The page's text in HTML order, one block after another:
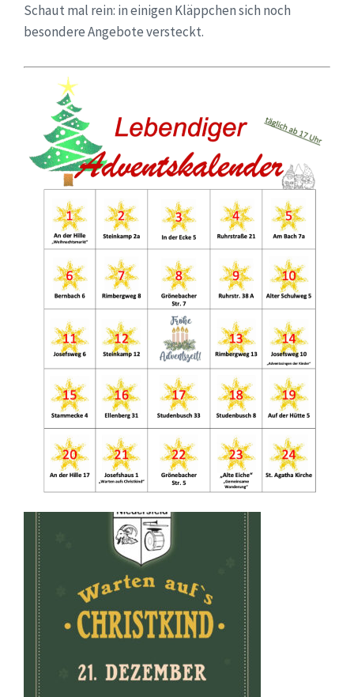
Schaut mal rein: in einigen Kläppchen sich noch
besondere Angebote versteckt.